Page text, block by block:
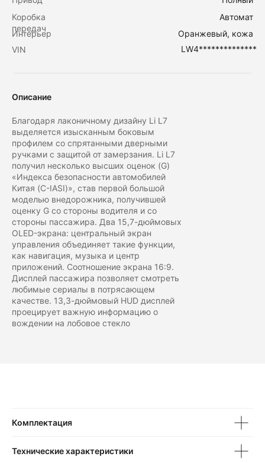
Описание
Благодаря лаконичному дизайну Li L7
выделяется изысканным боковым
профилем со спрятанными дверными
ручками с защитой от замерзания. Li L7
получил несколько высших оценок (G)
«Индекса безопасности автомобилей
Китая (C-IASI)», став первой большой
моделью внедорожника, получившей
оценку G со стороны водителя и со
стороны пассажира. Два 15,7-дюймовых
OLED-экрана: центральный экран
управления объединяет такие функции,
как навигация, музыка и центр
приложений. Соотношение экрана 16:9.
Дисплей пассажира позволяет смотреть
любимые сериалы в потрясающем
качестве. 13,3-дюймовый HUD дисплей
проецирует важную информацию о
вождении на лобовое стекло
Автомат
Коробка
передач
Оранжевый, кожа
Интерьер
LW4**************
VIN
Комплектация
Технические характеристики
Первоначальный взнос
0 ₽
Сумма кредита Ежемесячный платёж*
LiXiang L7
от 7 650 000 ₽